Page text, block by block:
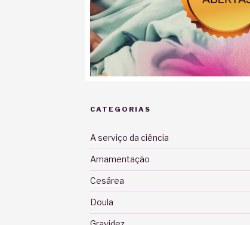
CATEGORIAS
A serviço da ciência
Amamentação
Cesárea
Doula